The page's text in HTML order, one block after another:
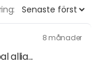
8 månader
allia...